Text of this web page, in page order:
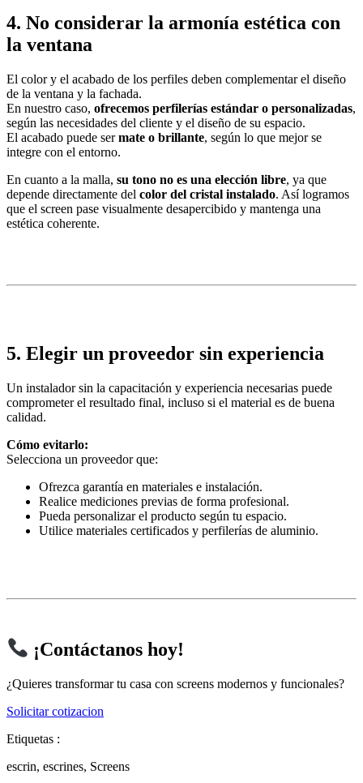
4. No considerar la armonía estética con
la ventana
El color y el acabado de los perfiles deben complementar el diseño
de la ventana y la fachada.
En nuestro caso, ofrecemos perfilerías estándar o personalizadas,
según las necesidades del cliente y el diseño de su espacio.
El acabado puede sermate o brillante, según lo que mejor se
integre con el entorno.
En cuanto a la malla, su tono no es una elección libre, ya que
depende directamente del color del cristal instalado. Así logramos
que el screen pase visualmente desapercibido y mantenga una
estética coherente.
5. Elegir un proveedor sin experiencia
Un instalador sin la capacitación y experiencia necesarias puede
comprometer el resultado final, incluso si el material es de buena
calidad.
Cómo evitarlo:
Selecciona un proveedor que:
Ofrezca garantía en materiales e instalación.
Realice mediciones previas de forma profesional.
Pueda personalizar el producto según tu espacio.
Utilice materiales certificados y perfilerías de aluminio.
¡Contáctanos hoy!
¿Quieres transformar tu casa con screens modernos y funcionales?
Solicitar cotizacion
Etiquetas :
escrin, escrines, Screens